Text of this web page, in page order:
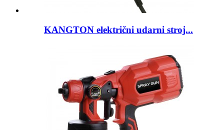
KANGTON električni udarni stroj...